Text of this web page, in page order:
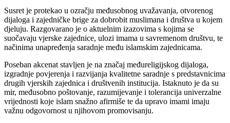
Susret je protekao u ozračju međusobnog uvažavanja, otvorenog
dijaloga i zajedničke brige za dobrobit muslimana i društva u kojem
djeluju. Razgovarano je o aktuelnim izazovima s kojima se
suočavaju vjerske zajednice, ulozi imama u savremenom društvu, te
načinima unapređenja saradnje među islamskim zajednicama.
Poseban akcenat stavljen je na značaj međureligijskog dijaloga,
izgradnje povjerenja i razvijanja kvalitetne saradnje s predstavnicima
drugih vjerskih zajednica i društvenih institucija. Istaknuto je da su
mir, međusobno poštovanje, razumijevanje i tolerancija univerzalne
vrijednosti koje islam snažno afirmiše te da upravo imami imaju
važnu odgovornost u njihovom promovisanju.